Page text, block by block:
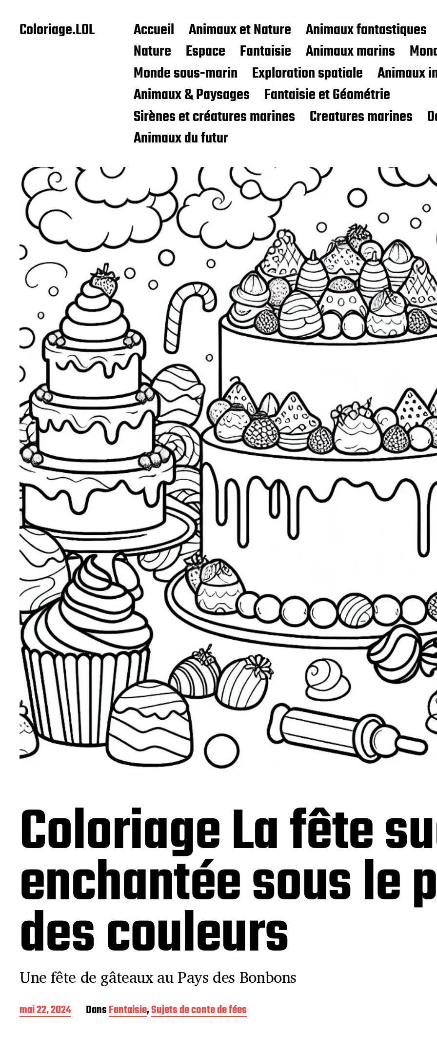
Coloriage.LOL Accueil Animaux et Nature Animaux fantastiques
Nature
Espace Fantaisie Animaux marins
Monde sous-marin
Exploration spatiale
Animaux
Animaux & Paysages
Fantaisie et Géométrie
Sirènes et créatures marines
Creatures marines
Animaux du futur
Coloriage La fête
enchantée sous le
des couleurs
Une fête de gâteaux au Pays des Bonbons
D
a
mai 22, 2024 DansFantaisie,Sujets de conte de fées